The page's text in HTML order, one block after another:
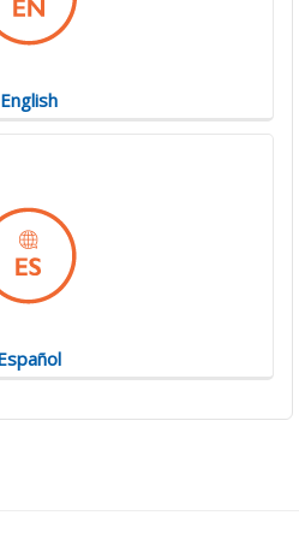
Español